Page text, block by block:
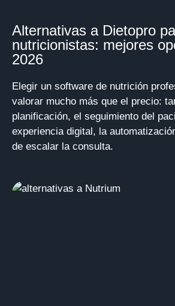
Alternativas a Dietopro
nutricionistas: mejores
2026
Elegir un software de nutrición
valorar mucho más que el precio:
planificación, el seguimiento del
experiencia digital, la
de escalar la consulta.